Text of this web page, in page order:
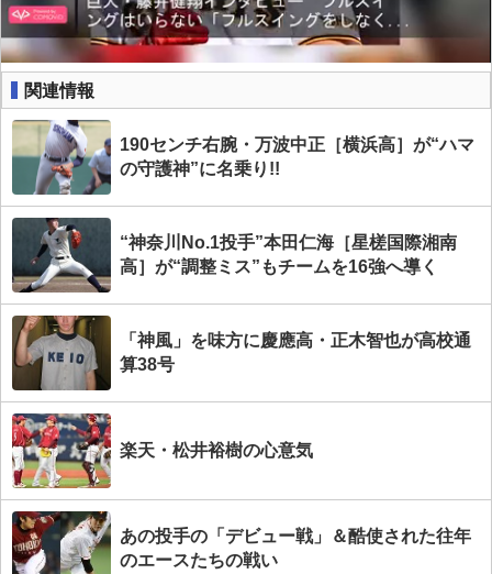
関連情報
190センチ右腕・万波中正［横浜高］が“ハマ
の守護神”に名乗り!!
“神奈川No.1投手”本田仁海［星槎国際湘南
高］が“調整ミス”もチームを16強へ導く
「神風」を味方に慶應高・正木智也が高校通
算38号
楽天・松井裕樹の心意気
あの投手の「デビュー戦」＆酷使された往年
のエースたちの戦い